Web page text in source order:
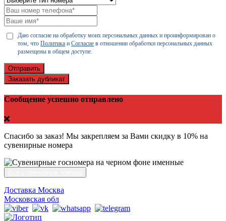
Даю согласие на обработку моих персональных данных и проинформирован о
том, что Политика и Согласие в отношении обработки персональных данных
размещены в общем доступе.
Отправить
Заказать дубликат
Сообщение успешно отправлено
Спасибо за заказ! Мы закрепляем за Вами скидку в 10% на
сувенирные номера
Доставка Москва
Московская обл